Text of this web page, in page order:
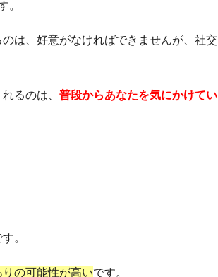
。
は、好意がなければできませんが、社交
るのは、 普段からあなたを気にかけてい
。
の可能性が高いです。